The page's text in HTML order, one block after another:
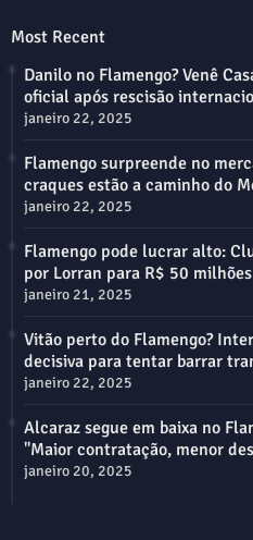
Most Recent
Danilo no Flamengo? Venê
oficial após rescisão
janeiro 22, 2025
Flamengo surpreende no
craques estão a caminho do
janeiro 22, 2025
Flamengo pode lucrar alto:
por Lorran para R$ 50 milhões
janeiro 21, 2025
Vitão perto do Flamengo?
decisiva para tentar barrar
janeiro 22, 2025
Alcaraz segue em baixa no
"Maior contratação, menor
janeiro 20, 2025